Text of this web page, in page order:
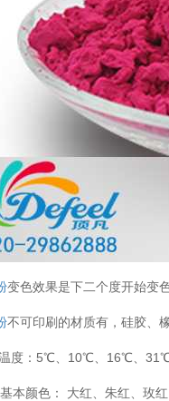
变色效果是下二个度开始变
不可印刷的材质有，硅胶、
度：5℃、10℃、16℃、
本颜色： 大红、朱红、玫